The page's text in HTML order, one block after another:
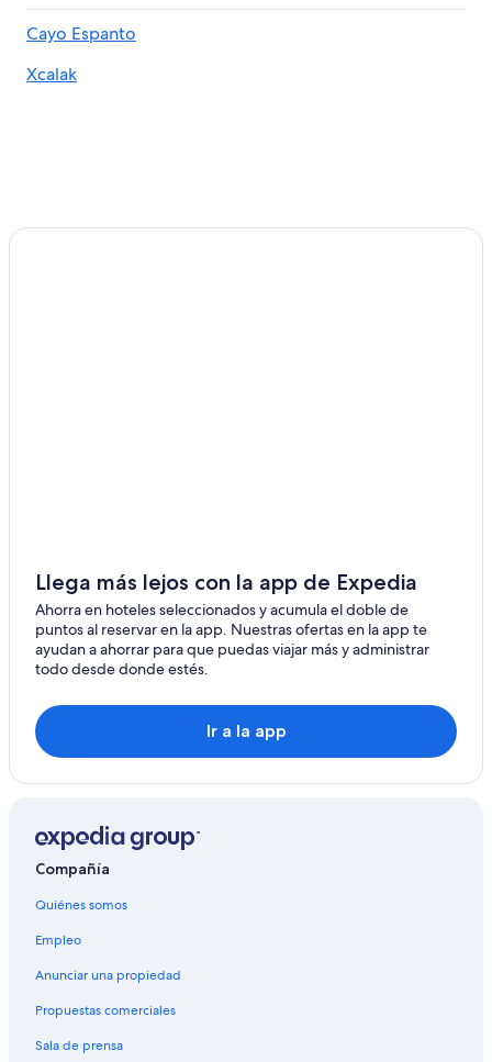
Cayo Espanto
Xcalak
Llega más lejos con la app de Expedia
Ahorra en hoteles seleccionados y acumula el doble de
puntos al reservar en la app. Nuestras ofertas en la app te
ayudan a ahorrar para que puedas viajar más y administrar
todo desde donde estés.
Ir a la app
Compañía
Quiénes somos
Empleo
Anunciar una propiedad
Propuestas comerciales
Sala de prensa